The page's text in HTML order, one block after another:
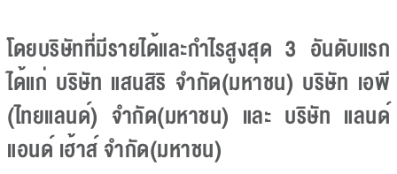
โดยบริษัทที่มีรายได้และกำไรสูงสุด 3 อันดับแรก
ได้แก่ บริษัท แสนสิริ จำกัด(มหาชน) บริษัท เอพี
(ไทยแลนด์) จำกัด(มหาชน) และ บริษัท แลนด์
แอนด์ เฮ้าส์ จำกัด(มหาชน)